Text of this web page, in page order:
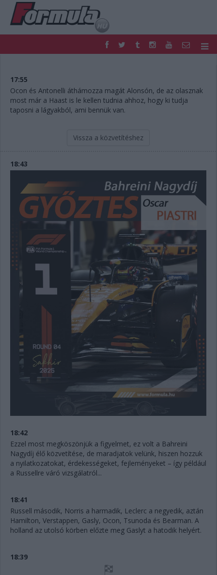
FORMULA
NEMZETKÖZI
HAZAI
RETRO
EGYÉB
PODCAST
SHOP
PONTÁLLÁSOK
17:55
Ocon és Antonelli áthámozza magát Alonsón, de az olasznak
most már a Haast is le kellen tudnia ahhoz, hogy ki tudja
taposni a lágyakból, ami bennük van.
Vissza a közvetítéshez
18:43
18:42
Ezzel most megköszönjük a figyelmet, ez volt a Bahreini
Nagydíj élő közvetítése, de maradjatok velünk, hiszen hozzuk
a nyilatkozatokat, érdekességeket, fejleményeket – így például
a Russellre váró vizsgálatról...
18:41
Russell második, Norris a harmadik, Leclerc a negyedik, aztán
Hamilton, Verstappen, Gasly, Ocon, Tsunoda és Bearman. A
holland az utolsó körben előzte meg Gaslyt a hatodik helyért.
18:39